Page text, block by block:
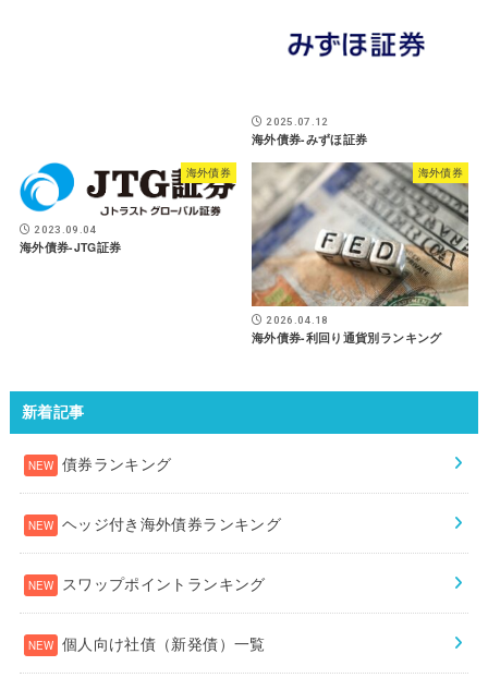
2025.07.12
海外債券-みずほ証券
海外債券
2023.09.04
海外債券-JTG証券
海外債券
2026.04.18
海外債券-利回り通貨別ランキング
新着記事
債券ランキング
ヘッジ付き海外債券ランキング
スワップポイントランキング
個人向け社債（新発債）一覧